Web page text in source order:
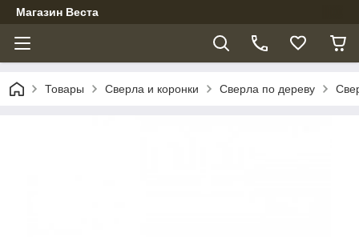
Магазин Веста
Товары Сверла и коронки Сверла по дереву